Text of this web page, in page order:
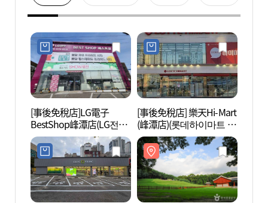
[事後免稅店]LG電子
BestShop峰潭店(LG전자
베스트샵 봉담점)
[事後免稅店] 樂天Hi-Mart
(峰潭店)(롯데하이마트 봉
담점)